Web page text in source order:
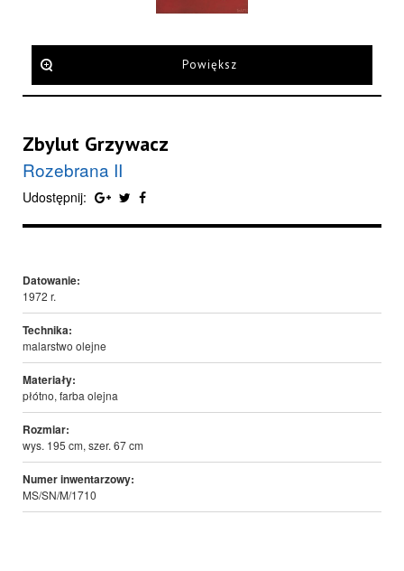
Powiększ
Zbylut Grzywacz
Rozebrana II
Udostępnij:
Datowanie:
1972 r.
Technika:
malarstwo olejne
Materiały:
płótno, farba olejna
Rozmiar:
wys. 195 cm, szer. 67 cm
Numer inwentarzowy:
MS/SN/M/1710